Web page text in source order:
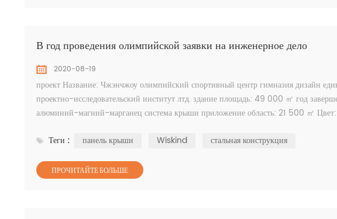
В год проведения олимпийской заявки на инженерное дело
2020-08-19
проект Название: Чжэнчжоу олимпийский спортивный центр гимназия дизайн
проектно-исследовательский институт лтд. здание площадь: 49 000 ㎡ год
алюминий-магний-марганец система крыши приложение область: 21 500 ㎡
Теги :
панель крыши Wiskind стальная конструкция
ПРОЧИТАЙТЕ БОЛЬШЕ